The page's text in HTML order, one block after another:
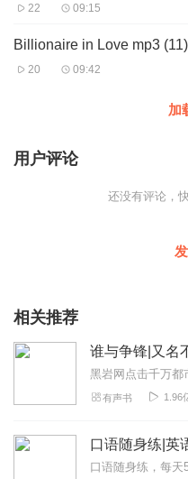
22 09:15
Billionaire in Love mp3 (11)
20 09:42
加
用户评论
还没有评论，
相关推荐
有声书 1.96
口语随身练|英